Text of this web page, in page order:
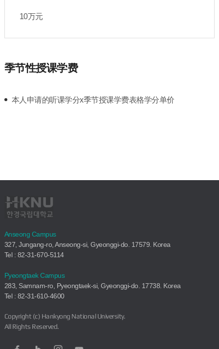
10万元
季节性授课学费
本人申请的听课学分x季节授课学费表格学分单价
Anseong Campus
327, Jungang-ro, Anseong-si, Gyeonggi-do. 17579. Korea
Tel : 82-31-670-5114
Pyeongtaek Campus
283, Samnam-ro, Pyeongtaek-si, Gyeonggi-do. 17738. Korea
Tel : 82-31-610-4600
Copyright (c) Hankyong National University.
All Rights Reserved.